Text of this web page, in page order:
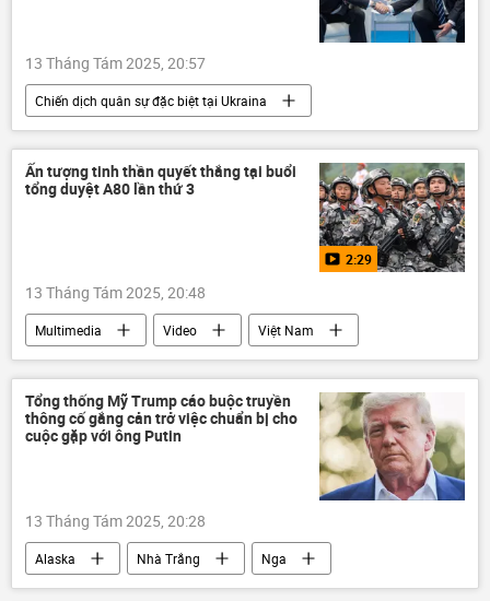
13 Tháng Tám 2025, 20:57
Chiến dịch quân sự đặc biệt tại Ukraina
Kiev
Thế giới
Ukraina
Nga
xung đột quân sự
Quan điểm-Ý kiến
Cuộc gặp giữa Vladimir Putin và Donald Trump tại Alaska
Ấn tượng tinh thần quyết thắng tại buổi
tổng duyệt A80 lần thứ 3
2:29
13 Tháng Tám 2025, 20:48
Multimedia Video
Việt Nam
Ngày Quốc Khánh Việt Nam
Cách mạng Tháng Tám
kỷ niệm
Quân đội Nhân dân Việt Nam
Tổng thống Mỹ Trump cáo buộc truyền
thông cố gắng cản trở việc chuẩn bị cho
cuộc gặp với ông Putin
13 Tháng Tám 2025, 20:28
Alaska Nhà Trắng
Nga
Hoa Kỳ
Chính trị
Donald Trump